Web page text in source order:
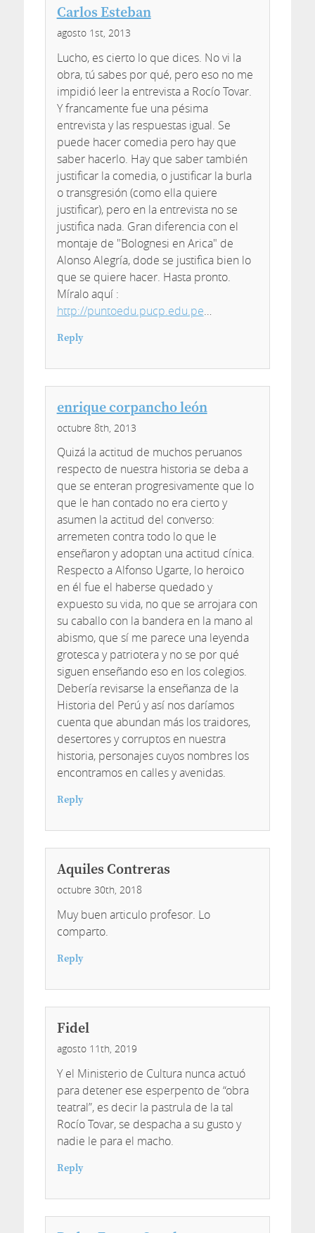
Carlos Esteban
agosto 1st, 2013
Lucho, es cierto lo que dices. No vi la
obra, tú sabes por qué, pero eso no me
impidió leer la entrevista a Rocío Tovar.
Y francamente fue una pésima
entrevista y las respuestas igual. Se
puede hacer comedia pero hay que
saber hacerlo. Hay que saber también
justificar la comedia, o justificar la burla
o transgresión (como ella quiere
justificar), pero en la entrevista no se
justifica nada. Gran diferencia con el
montaje de "Bolognesi en Arica" de
Alonso Alegría, dode se justifica bien lo
que se quiere hacer. Hasta pronto.
Míralo aquí :
http://puntoedu.pucp.edu.pe…
Reply
enrique corpancho león
octubre 8th, 2013
Quizá la actitud de muchos peruanos
respecto de nuestra historia se deba a
que se enteran progresivamente que lo
que le han contado no era cierto y
asumen la actitud del converso:
arremeten contra todo lo que le
enseñaron y adoptan una actitud cínica.
Respecto a Alfonso Ugarte, lo heroico
en él fue el haberse quedado y
expuesto su vida, no que se arrojara con
su caballo con la bandera en la mano al
abismo, que sí me parece una leyenda
grotesca y patriotera y no se por qué
siguen enseñando eso en los colegios.
Debería revisarse la enseñanza de la
Historia del Perú y así nos daríamos
cuenta que abundan más los traidores,
desertores y corruptos en nuestra
historia, personajes cuyos nombres los
encontramos en calles y avenidas.
Reply
Aquiles Contreras
octubre 30th, 2018
Muy buen articulo profesor. Lo
comparto.
Reply
Fidel
agosto 11th, 2019
Y el Ministerio de Cultura nunca actuó
para detener ese esperpento de “obra
teatral”, es decir la pastrula de la tal
Rocío Tovar, se despacha a su gusto y
nadie le para el macho.
Reply